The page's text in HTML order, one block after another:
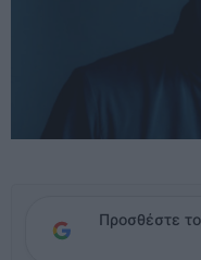
Προσθέστε